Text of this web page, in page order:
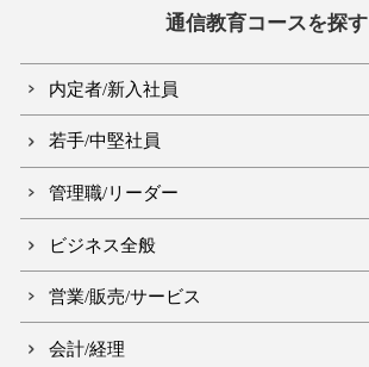
通信教育コースを探す
内定者/新入社員
若手/中堅社員
管理職/リーダー
ビジネス全般
営業/販売/サービス
会計/経理